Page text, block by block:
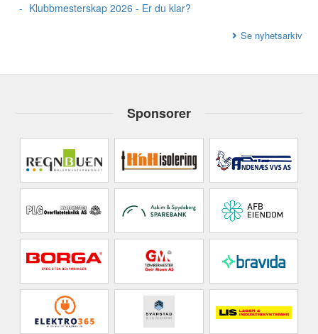
Klubbmesterskap 2026 - Er du klar?
Se nyhetsarkiv
Sponsorer